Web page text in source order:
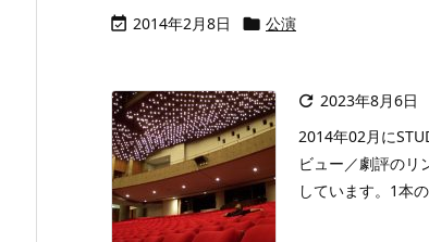
 2014年2月8日  公演
 2023年8月6日
2014年02月に
ビュー／劇評のリ
しています。1本